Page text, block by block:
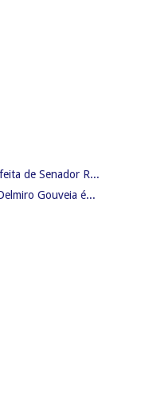
de Senador R...
Gouveia é...